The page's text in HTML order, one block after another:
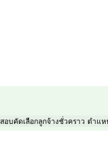
อบคัดเลือกลูกจ้างชั่วคราว ตำแ